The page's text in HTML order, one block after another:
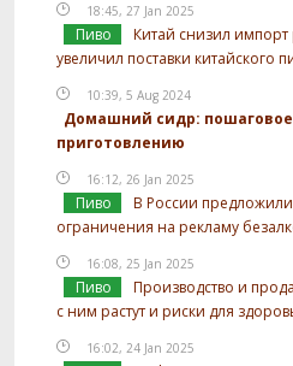
18:45, 27 Jan 2025
Пиво
Китай снизил импорт
увеличил поставки китайского
10:39, 5 Aug 2024
Домашний сидр: пошаговое
приготовлению
16:12, 26 Jan 2025
Пиво
В России предложили
ограничения на рекламу
16:08, 25 Jan 2025
Пиво
Производство и
с ним растут и риски для
16:02, 24 Jan 2025